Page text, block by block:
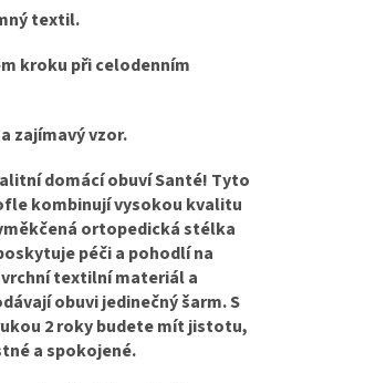
textil.
kroku při celodenním
zajímavý vzor.
domácí obuví Santé! Tyto
kombinují vysokou kvalitu
ortopedická stélka
péči a pohodlí na
textilní materiál a
obuvi jedinečný šarm. S
2 roky budete mít jistotu,
a spokojené.